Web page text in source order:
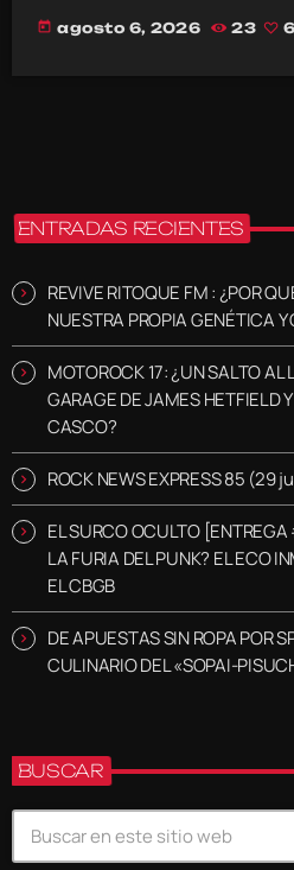
today agosto 6, 2026 23 6
ENTRADAS RECIENTES
REVIVE RITOQUE FM : ¿POR
NUESTRA PROPIA GENÉTICA
MOTOROCK 17: ¿UN SALTO AL
GARAGE DE JAMES HETFIELD
CASCO?
ROCK NEWS EXPRESS 85 (29
EL SURCO OCULTO
LA FURIA DEL PUNK? EL ECO
EL CBGB
DE APUESTAS SIN ROPA POR
CULINARIO DEL «SOPAI-
BUSCAR